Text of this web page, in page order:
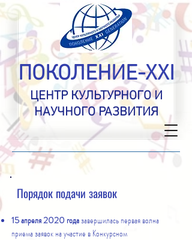
ПОКОЛЕНИЕ-XXI
ЦЕНТР КУЛЬТУРНОГО И
НАУЧНОГО РАЗВИТИЯ
Порядок подачи заявок
15 апреля 2020 годазавершилась первая волна
приема заявок на участие в Конкурсном